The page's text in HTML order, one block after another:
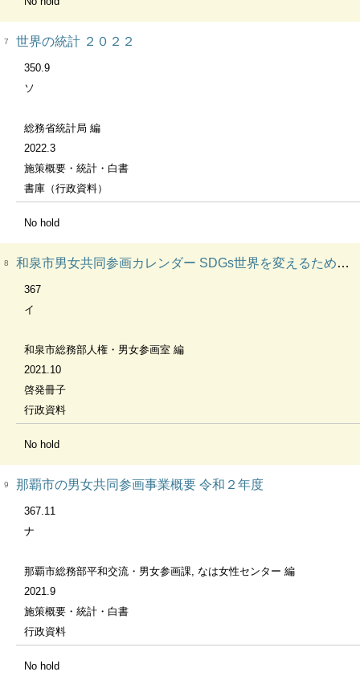
7 世界の統計 ２０２２
350.9
ソ
総務省統計局 編
2022.3
施策概要・統計・白書
書庫（行政資料）
No hold
8 和泉市男女共同参画カレンダー SDGs世界を変えるための17の目標 ジェンダー平等で、誰ひとり取り残さない未来のためのメッセージ 令和４年／２０２２
367
イ
和泉市総務部人権・男女参画室 編
2021.10
啓発冊子
行政資料
No hold
9 那覇市の男女共同参画事業概要 令和２年度
367.11
ナ
那覇市総務部平和交流・男女参画課, なは女性センター 編
2021.9
施策概要・統計・白書
行政資料
No hold